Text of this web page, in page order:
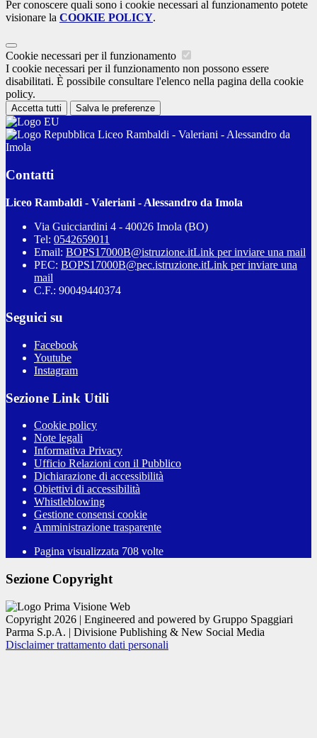
Per conoscere quali sono i cookie necessari al funzionamento potete
visionare la COOKIE POLICY.
Cookie necessari per il funzionamento
I cookie necessari per il funzionamento non possono essere
disabilitati. È possibile consultare l'elenco nella pagina della cookie
policy.
Accetta tutti Salva le preferenze
Liceo Rambaldi - Valeriani - Alessandro da
Imola
Contatti
Liceo Rambaldi - Valeriani - Alessandro da Imola
Via Guicciardini 4 - 40026 Imola (BO)
Tel: 0542659011
Email: BOPS17000B@istruzione.itLink per inviare una mail
PEC: BOPS17000B@pec.istruzione.itLink per inviare una
mail
C.F.: 90049440374
Seguici su
Facebook
Youtube
Instagram
Sezione Link Utili
Cookie policy
Note legali
Informativa Privacy
Ufficio Relazioni con il Pubblico
Dichiarazione di accessibilità
Obiettivi di accessibilità
Whistleblowing
Gestione consensi cookie
Amministrazione trasparente
Pagina visualizzata 708 volte
Sezione Copyright
Copyright 2026 | Engineered and powered by Gruppo Spaggiari
Parma S.p.A. | Divisione Publishing & New Social Media
Disclaimer trattamento dati personali